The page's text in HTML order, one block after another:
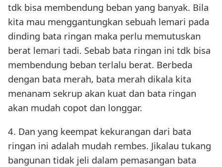
tdk bisa membendung beban yang banyak. Bila
kita mau menggantungkan sebuah lemari pada
dinding bata ringan maka perlu memutuskan
berat lemari tadi. Sebab bata ringan ini tdk bisa
membendung beban terlalu berat. Berbeda
dengan bata merah, bata merah dikala kita
menanam sekrup akan kuat dan bata ringan
akan mudah copot dan longgar.
4. Dan yang keempat kekurangan dari bata
ringan ini adalah mudah rembes. Jikalau tukang
bangunan tidak jeli dalam pemasangan bata